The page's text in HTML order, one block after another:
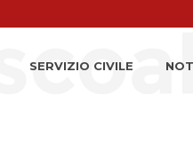
SERVIZIO CIVILE